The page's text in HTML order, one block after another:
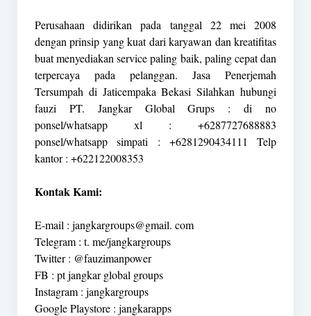
Perusahaan didirikan pada tanggal 22 mei 2008
dengan prinsip yang kuat dari karyawan dan kreatifitas
buat menyediakan service paling baik, paling cepat dan
terpercaya pada pelanggan. Jasa Penerjemah
Tersumpah di Jaticempaka Bekasi Silahkan hubungi
fauzi PT. Jangkar Global Grups : di no
ponsel/whatsapp xl : +6287727688883
ponsel/whatsapp simpati : +6281290434111 Telp
kantor : +622122008353
Kontak Kami:
E-mail : jangkargroups@gmail. com
Telegram : t. me/jangkargroups
Twitter : @fauzimanpower
FB : pt jangkar global groups
Instagram : jangkargroups
Google Playstore : jangkarapps